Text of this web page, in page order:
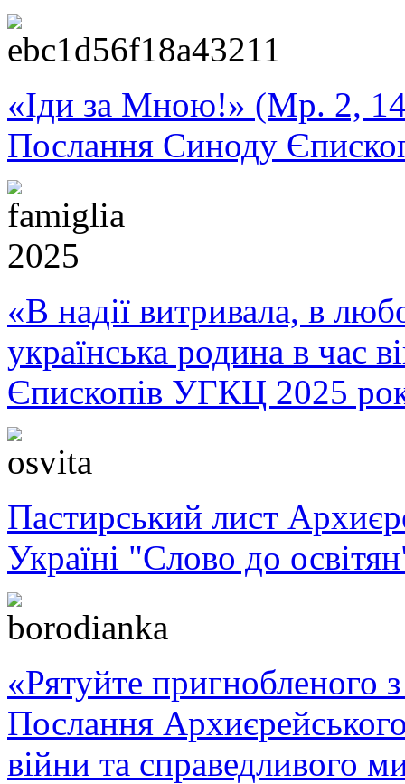
«Іди за Мною!» (Мр. 2,
Послання Синоду
«В надії витривала, в
українська родина в час
Єпископів УГКЦ 2025
Пастирський лист
Україні "Слово до
«Рятуйте пригнобленого
Послання
війни та справедливого